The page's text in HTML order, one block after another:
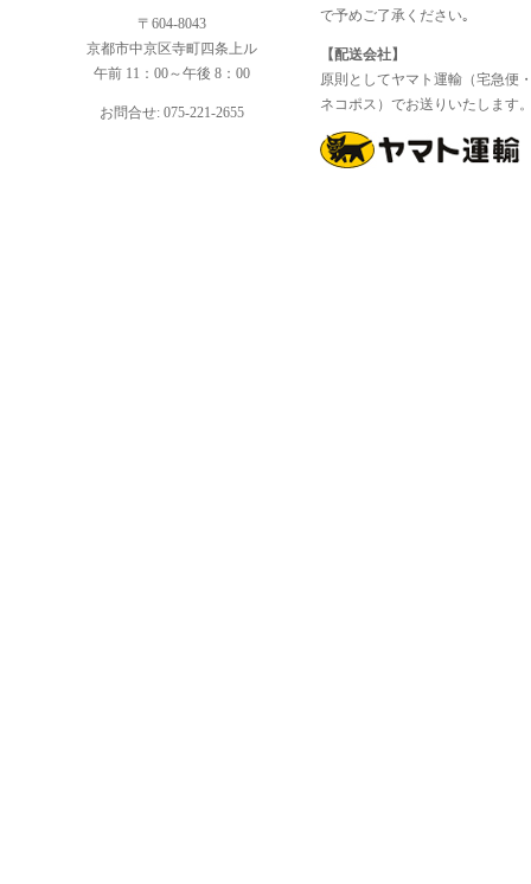
〒604-8043
京都市中京区寺町四条上ル
午前 11：00～午後 8：00
お問合せ: 075-221-2655
で予めご了承ください｡
【配送会社】
原則としてヤマト運輸（宅急便
ネコポス）でお送りいたします